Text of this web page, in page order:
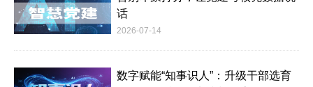
话
2026-07-14
数字赋能“知事识人”：升级干部选育